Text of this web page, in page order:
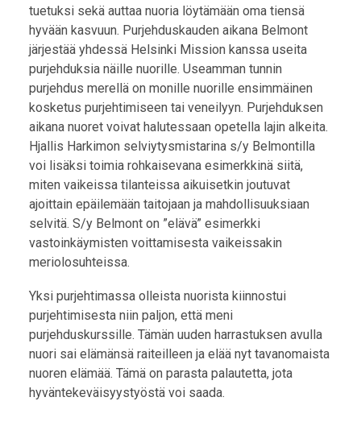
tuetuksi sekä auttaa nuoria löytämään oma tiensä
hyvään kasvuun. Purjehduskauden aikana Belmont
järjestää yhdessä Helsinki Mission kanssa useita
purjehduksia näille nuorille. Useamman tunnin
purjehdus merellä on monille nuorille ensimmäinen
kosketus purjehtimiseen tai veneilyyn. Purjehduksen
aikana nuoret voivat halutessaan opetella lajin alkeita.
Hjallis Harkimon selviytysmistarina s/y Belmontilla
voi lisäksi toimia rohkaisevana esimerkkinä siitä,
miten vaikeissa tilanteissa aikuisetkin joutuvat
ajoittain epäilemään taitojaan ja mahdollisuuksiaan
selvitä. S/y Belmont on ”elävä” esimerkki
vastoinkäymisten voittamisesta vaikeissakin
meriolosuhteissa.
Yksi purjehtimassa olleista nuorista kiinnostui
purjehtimisesta niin paljon, että meni
purjehduskurssille. Tämän uuden harrastuksen avulla
nuori sai elämänsä raiteilleen ja elää nyt tavanomaista
nuoren elämää. Tämä on parasta palautetta, jota
hyväntekeväisyystyöstä voi saada.